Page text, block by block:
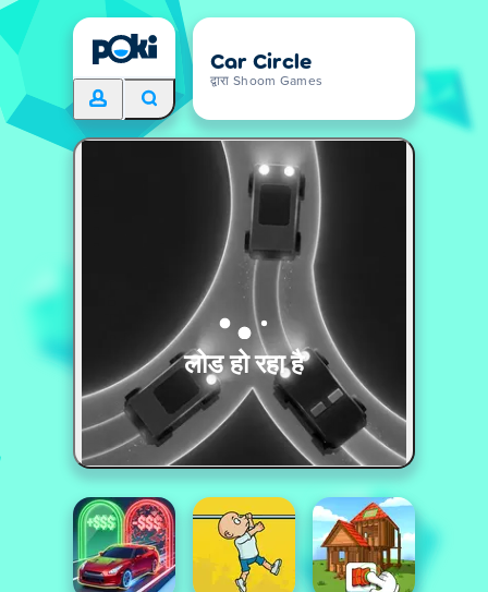
Car Circle
द्वारा Shoom Games
लोड हो रहा है